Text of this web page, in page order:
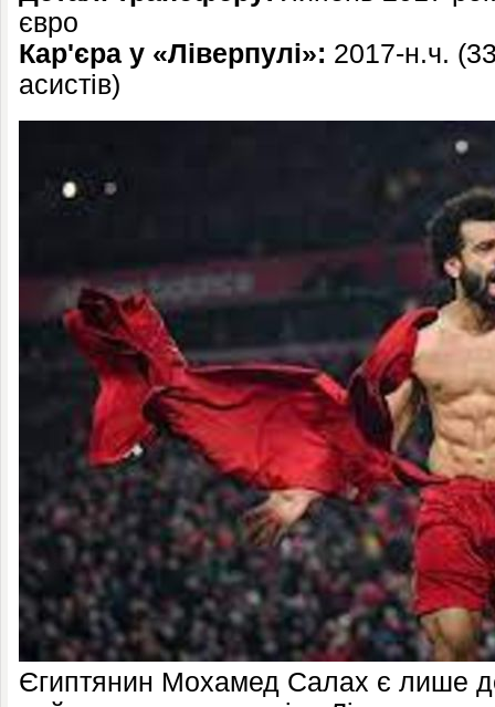
євро
Кар'єра у «Ліверпулі»: 2017-н.ч.
асистів)
Єгиптянин Мохамед Салах є лише